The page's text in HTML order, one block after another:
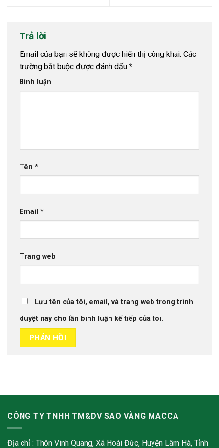
Trả lời
Email của bạn sẽ không được hiển thị công khai. Các
trường bắt buộc được đánh dấu *
Bình luận
Tên *
Email *
Trang web
Lưu tên của tôi, email, và trang web trong trình
duyệt này cho lần bình luận kế tiếp của tôi.
CÔNG TY TNHH TM&DV SAO VÀNG MACCA
Địa chỉ : Thôn Vinh Quang, Xã Hoài Đức, Huyện Lâm Hà, Tỉnh